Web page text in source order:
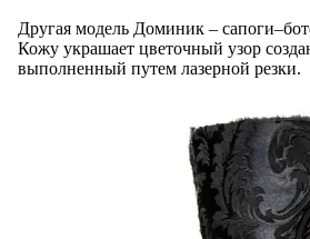
Другая модель Доминик –
Кожу украшает цветочный узор
выполненный путем лазерной резки.